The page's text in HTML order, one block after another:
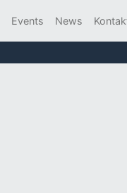
Events News